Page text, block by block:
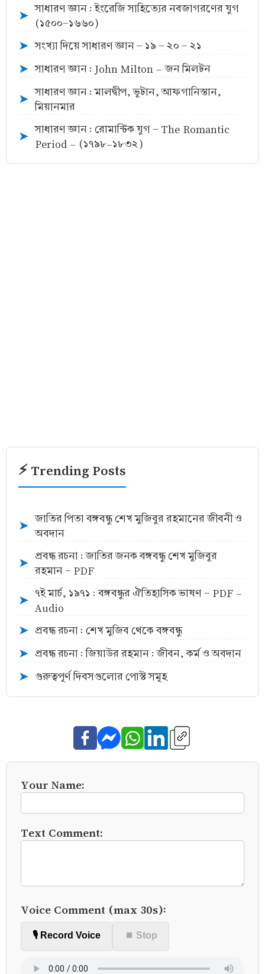
➤
সাধারণ জ্ঞান : ইংরেজি সাহিত্যের নবজাগরণের যুগ
(১৫০০-১৬৬০)
➤ সংখ্যা দিয়ে সাধারণ জ্ঞান - ১৯ - ২০ - ২১
➤ সাধারণ জ্ঞান : John Milton - জন মিলটন
➤
সাধারণ জ্ঞান : মালদ্বীপ, ভুটান, আফগানিস্তান,
মিয়ানমার
➤
সাধারণ জ্ঞান : রোমান্টিক যুগ - The Romantic
Period - (১৭৯৮–১৮৩২)
⚡ Trending Posts
➤
জাতির পিতা বঙ্গবন্ধু শেখ মুজিবুর রহমানের জীবনী ও
অবদান
➤
প্রবন্ধ রচনা : জাতির জনক বঙ্গবন্ধু শেখ মুজিবুর
রহমান - PDF
➤
৭ই মার্চ, ১৯৭১ : বঙ্গবন্ধুর ঐতিহাসিক ভাষণ - PDF -
Audio
➤ প্রবন্ধ রচনা : শেখ মুজিব থেকে বঙ্গবন্ধু
➤ প্রবন্ধ রচনা : জিয়াউর রহমান : জীবন, কর্ম ও অবদান
➤ গুরুত্বপূর্ণ দিবসগুলোর পোস্ট সমূহ
Your Name:
Text Comment:
Voice Comment (max 30s):
🎙️ Record Voice ⏹ Stop